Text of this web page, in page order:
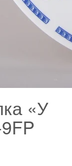
«У